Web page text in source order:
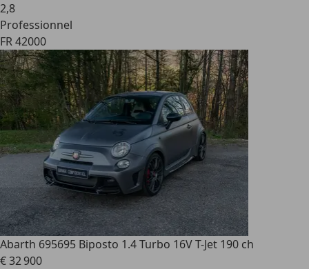
2,8
Professionnel
FR 42000
Abarth 695695 Biposto 1.4 Turbo 16V T-Jet 190 ch
€ 32 900